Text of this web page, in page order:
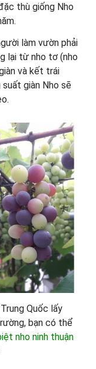
thù giống Nho
làm vườn phải
lại từ nho tơ (nho
và kết trái
giàn Nho sẽ
Quốc lấy
bạn có thể
nho ninh thuận